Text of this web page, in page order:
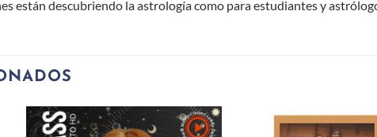
están descubriendo la astrología como para estudiantes y